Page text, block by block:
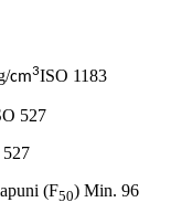
cm3ISO 1183
527
(F50) Min. 96